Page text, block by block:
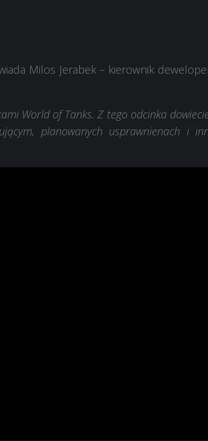
Milos Jerabek – kierownik
World of Tanks. Z tego odcinka
planowanych usprawnienach i